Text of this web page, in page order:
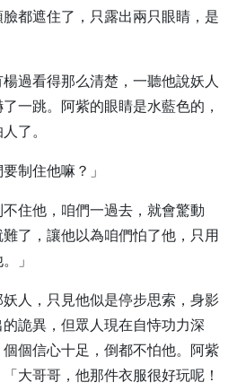
都遮住了，只露出兩只眼睛，是
過看得那么清楚，一聽他說妖人
一跳。阿紫的眼睛是水藍色的，
了。
制住他嘛？」
住他，咱們一過去，就會驚動
了，讓他以為咱們怕了他，只用
」
人，只見他似是停步思索，身影
詭異，但眾人現在自恃功力深
個信心十足，倒都不怕他。阿紫
大哥哥，他那件衣服很好玩呢！